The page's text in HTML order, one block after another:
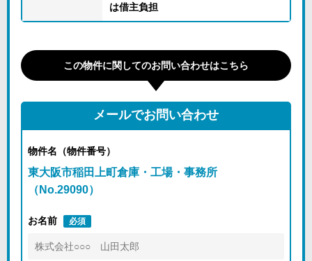
は借主負担
この物件に関してのお問い合わせはこちら
メールでお問い合わせ
物件名（物件番号）
東大阪市稲田上町倉庫・工場・事務所
（No.29090）
お名前 必須